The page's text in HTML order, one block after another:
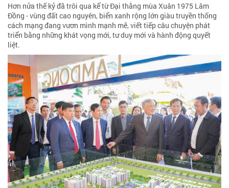
Hơn nửa thế kỷ đã trôi qua kể từ Đại thắng mùa Xuân 1975 Lâm
Đồng - vùng đất cao nguyên, biển xanh rộng lớn giàu truyền thống
cách mạng đang vươn mình mạnh mẽ, viết tiếp câu chuyện phát
triển bằng những khát vọng mới, tư duy mới và hành động quyết
liệt.